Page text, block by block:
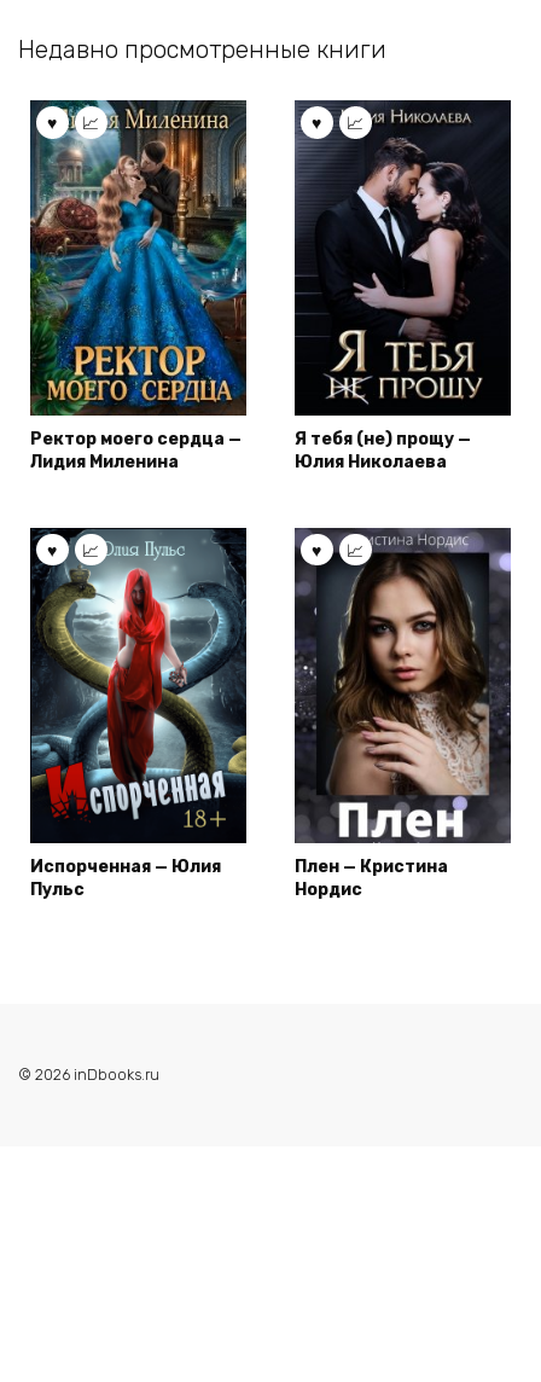
Недавно просмотренные книги
Ректор моего сердца —
Лидия Миленина
Я тебя (не) прощу —
Юлия Николаева
Испорченная — Юлия
Пульс
Плен — Кристина
Нордис
© 2026 inDbooks.ru